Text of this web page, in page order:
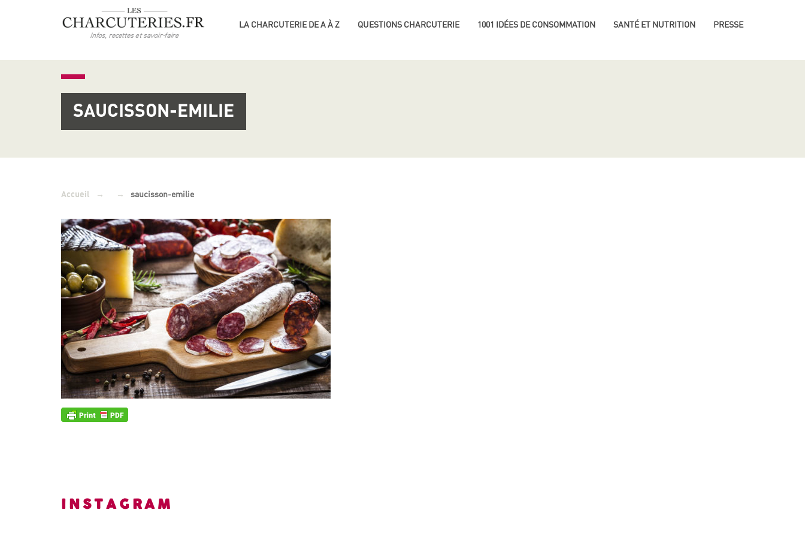
LA CHARCUTERIE DE A À Z QUESTIONS CHARCUTERIE 1001 IDÉES DE CONSOMMATION SANTÉ ET NUTRITION PRESSE
SAUCISSON-EMILIE
Accueil → → saucisson-emilie
INSTAGRAM